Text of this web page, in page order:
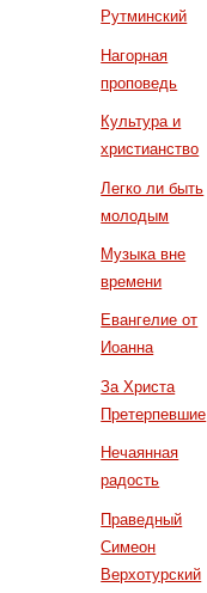
Рутминский
Нагорная
проповедь
Культура и
христианство
Легко ли быть
молодым
Музыка вне
времени
Евангелие от
Иоанна
За Христа
Претерпевшие
Нечаянная
радость
Праведный
Симеон
Верхотурский